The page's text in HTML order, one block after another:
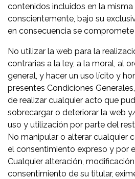
contenidos incluidos en la
conscientemente, bajo su
en consecuencia se compromete
No utilizar la web para la
contrarias a la ley, a la moral, al
general, y hacer un uso lícito y
presentes Condiciones
de realizar cualquier acto que
sobrecargar o deteriorar la web
uso y utilización por parte del
No manipular o alterar cualquier
el consentimiento expreso y por
Cualquier alteración,
consentimiento de su titular,